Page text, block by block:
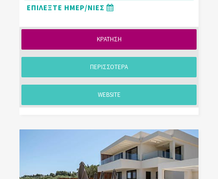
ΕΠΙΛΕΞΤΕ ΗΜΕΡ/ΝΙΕΣ
ΚΡΑΤΗΣΗ
ΠΕΡΙΣΣΟΤΕΡΑ
WEBSITE